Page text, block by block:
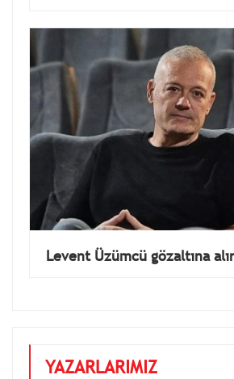
Levent Üzümcü gözaltına
YAZARLARIMIZ